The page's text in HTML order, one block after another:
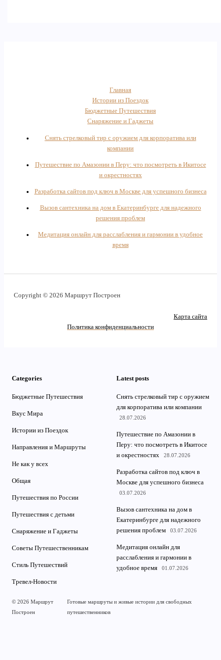
Главная
Истории из Поездок
Бюджетные Путешествия
Снаряжение и Гаджеты
Снять стрелковый тир с оружием для корпоратива или
компании
Путешествие по Амазонии в Перу: что посмотреть в Икитосе
и окрестностях
Разработка сайтов под ключ в Москве для успешного бизнеса
Вызов сантехника на дом в Екатеринбурге для надежного
решения проблем
Медитация онлайн для расслабления и гармонии в удобное
время
Copyright © 2026 Маршрут Построен
Карта сайта
Политика конфиденциальности
Categories
Бюджетные Путешествия
Вкус Мира
Истории из Поездок
Направления и Маршруты
Не как у всех
Общая
Путешествия по России
Путешествия с детьми
Снаряжение и Гаджеты
Советы Путешественникам
Стиль Путешествий
Тревел-Новости
Latest posts
Снять стрелковый тир с оружием
для корпоратива или компании
28.07.2026
Путешествие по Амазонии в
Перу: что посмотреть в Икитосе
и окрестностях
28.07.2026
Разработка сайтов под ключ в
Москве для успешного бизнеса
03.07.2026
Вызов сантехника на дом в
Екатеринбурге для надежного
решения проблем
03.07.2026
Медитация онлайн для
расслабления и гармонии в
удобное время
01.07.2026
© 2026 Маршрут
Построен
Готовые маршруты и живые истории для свободных
путешественников